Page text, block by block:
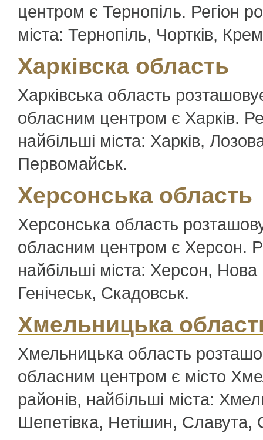
центром є Тернопіль. Регіон
міста: Тернопіль, Чортків,
Харківска область
Харківська область
обласним центром є Харків.
найбільші міста: Харків,
Первомайськ.
Херсонська область
Херсонська область
обласним центром є Херсон.
найбільші міста: Херсон,
Генічеськ, Скадовськ.
Хмельницька
Хмельницька область
обласним центром є місто
районів, найбільші міста:
Шепетівка, Нетішин, Славута,